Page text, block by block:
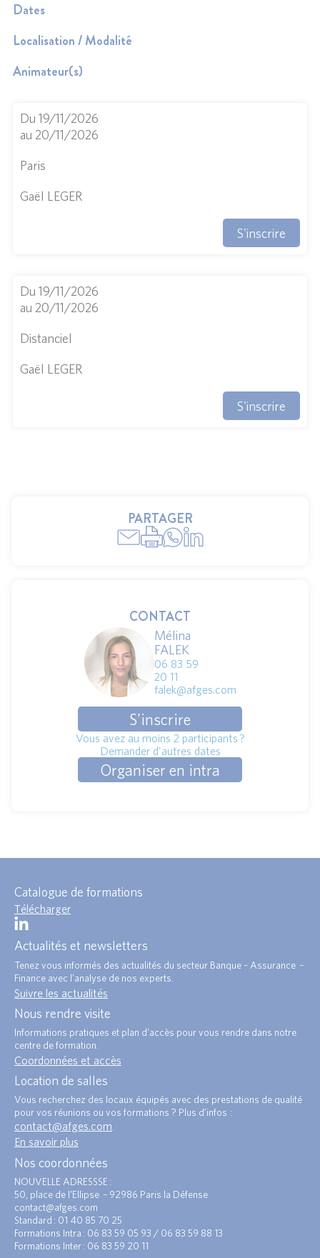
Dates
Localisation / Modalité
Animateur(s)
Du 19/11/2026
au 20/11/2026
Paris
Gaël LEGER
S'inscrire
Du 19/11/2026
au 20/11/2026
Distanciel
Gaël LEGER
S'inscrire
PARTAGER
CONTACT
Mélina
FALEK
06 83 59
20 11
falek@afges.com
S'inscrire
Vous avez au moins 2 participants ?
Demander d'autres dates
Organiser en intra
Catalogue de formations
Télécharger
Actualités et newsletters
Tenez vous informés des actualités du secteur Banque – Assurance –
Finance avec l’analyse de nos experts.
Suivre les actualités
Nous rendre visite
Informations pratiques et plan d’accès pour vous rendre dans notre
centre de formation.
Coordonnées et accès
Location de salles
Vous recherchez des locaux équipés avec des prestations de qualité
pour vos réunions ou vos formations ? Plus d’infos :
contact@afges.com.
En savoir plus
Nos coordonnées
NOUVELLE ADRESSSE :
50, place de l’Ellipse – 92986 Paris la Défense
contact@afges.com
Standard : 01 40 85 70 25
Formations Intra : 06 83 59 05 93 / 06 83 59 88 13
Formations Inter : 06 83 59 20 11